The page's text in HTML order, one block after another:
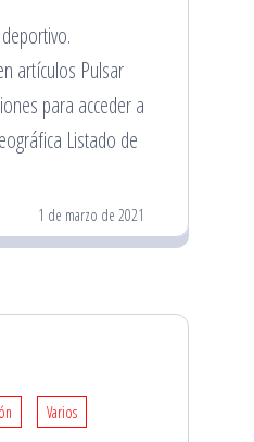
artículos Pulsar
para acceder a
Listado de
1 de marzo de 2021
Varios